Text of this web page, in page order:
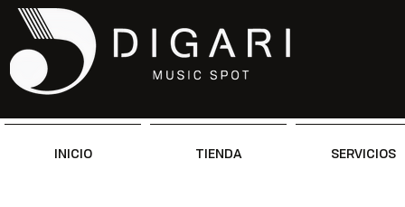
INICIO TIENDA SERVICIOS